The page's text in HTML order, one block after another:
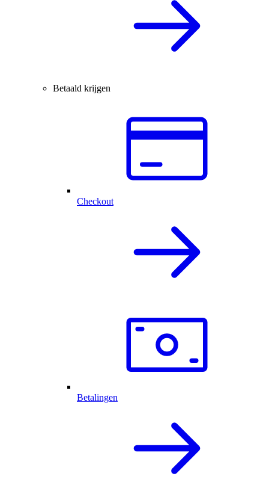
Betaald krijgen
Checkout
Betalingen